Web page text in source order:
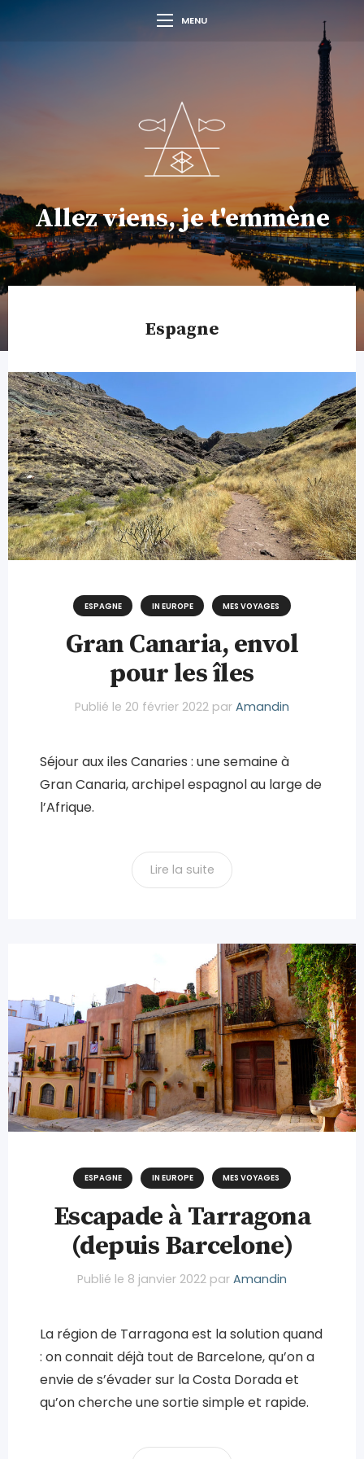
MENU
Allez viens, je t'emmène
Espagne
ESPAGNE IN EUROPE MES VOYAGES
Gran Canaria, envol
pour les îles
Publié le 20 février 2022 par Amandin
Séjour aux iles Canaries : une semaine à
Gran Canaria, archipel espagnol au large de
l’Afrique.
Lire la suite
ESPAGNE IN EUROPE MES VOYAGES
Escapade à Tarragona
(depuis Barcelone)
Publié le 8 janvier 2022 par Amandin
La région de Tarragona est la solution quand
: on connait déjà tout de Barcelone, qu’on a
envie de s’évader sur la Costa Dorada et
qu’on cherche une sortie simple et rapide.